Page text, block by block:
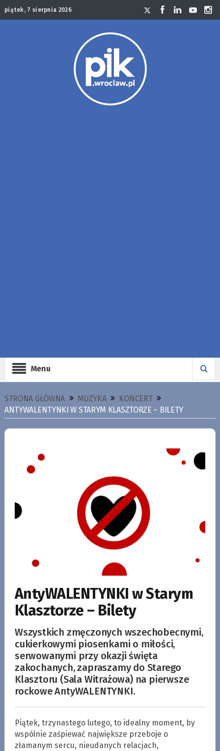
piątek, 7 sierpnia 2026
Menu
STRONA GŁÓWNA MUZYKA
KONCERT
ANTYWALENTYNKI W STARYM KLASZTORZE – BILETY
AntyWALENTYNKI w Starym
Klasztorze – Bilety
Wszystkich zmęczonych wszechobecnymi,
cukierkowymi piosenkami o miłości,
serwowanymi przy okazji święta
zakochanych, zapraszamy do Starego
Klasztoru (Sala Witrażowa) na pierwsze
rockowe AntyWALENTYNKI.
Piątek, trzynastego lutego, to idealny moment, by
wspólnie zaśpiewać największe przeboje o
złamanym sercu, nieudanych relacjach,